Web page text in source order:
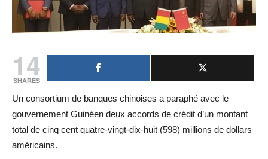
14
SHARES
Un consortium de banques chinoises a paraphé avec le
gouvernement Guinéen deux accords de crédit d’un montant
total de cinq cent quatre-vingt-dix-huit (598) millions de dollars
américains.